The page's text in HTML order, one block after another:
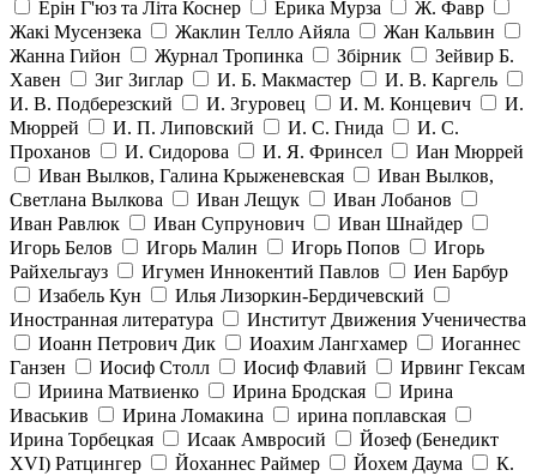
Ерін Г'юз та Літа Коснер Ерика Мурза
Ж. Фавр
Жакі Мусензека
Жаклин Телло Айяла
Жан Кальвин
Жанна Гийон
Журнал Тропинка Збірник
Зейвир Б.
Хавен
Зиг Зиглар И. Б. Макмастер
И. В. Каргель
И. В. Подберезский
И. Згуровец И. М. Концевич
И.
Мюррей
И. П. Липовский И. С. Гнида
И. С.
Проханов
И. Сидорова И. Я. Фринсел
Иан Мюррей
Иван Вылков, Галина Крыженевская
Иван Вылков,
Светлана Вылкова
Иван Лещук
Иван Лобанов
Иван Равлюк
Иван Супрунович
Иван Шнайдер
Игорь Белов
Игорь Малин Игорь Попов
Игорь
Райхельгауз
Игумен Иннокентий Павлов
Иен Барбур
Изабель Кун
Илья Лизоркин-Бердичевский
Иностранная литература
Институт Движения Ученичества
Иоанн Петрович Дик
Иоахим Лангхамер
Иоганнес
Ганзен
Иосиф Столл Иосиф Флавий
Ирвинг Гексам
Ириина Матвиенко
Ирина Бродская
Ирина
Иваськив
Ирина Ломакина
ирина поплавская
Ирина Торбецкая
Исаак Амвросий
Йозеф (Бенедикт
ХVI) Ратцингер
Йоханнес Раймер Йохем Даума
К.